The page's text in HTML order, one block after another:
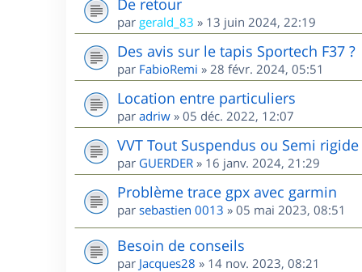
De retour
par gerald_83 » 13 juin 2024, 22:19
Des avis sur le tapis Sportech F37 ?
par FabioRemi » 28 févr. 2024, 05:51
Location entre particuliers
par adriw » 05 déc. 2022, 12:07
VVT Tout Suspendus ou Semi
par GUERDER » 16 janv. 2024, 21:29
Problème trace gpx avec garmin
par sebastien 0013 » 05 mai 2023, 08:51
Besoin de conseils
par Jacques28 » 14 nov. 2023, 08:21